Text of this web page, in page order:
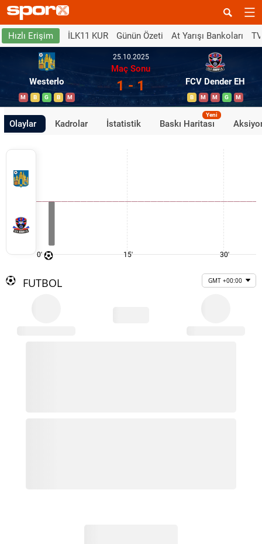
Hızlı Erişim İLK11 KUR Günün Özeti At Yarışı Bankoları
Westerlo
M B G B M
25.10.2025
Maç Sonu
1 - 1 FCV Dender EH
B M M G M
Olaylar Kadrolar İstatistik Baskı Haritası
Yeni
0' 15' 30'
FUTBOL GMT +00:00